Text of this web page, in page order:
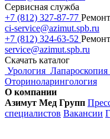
Сервисная служба
+7 (812) 327-87-77
ci-service@azimut.spb.ru
+7 (812) 324-63-52
service@azimut.spb.ru
Скачать каталог
Урология Лапароскопия
Оториноларингология
О компании
Азимут Мед Групп
специалистов Вакансии